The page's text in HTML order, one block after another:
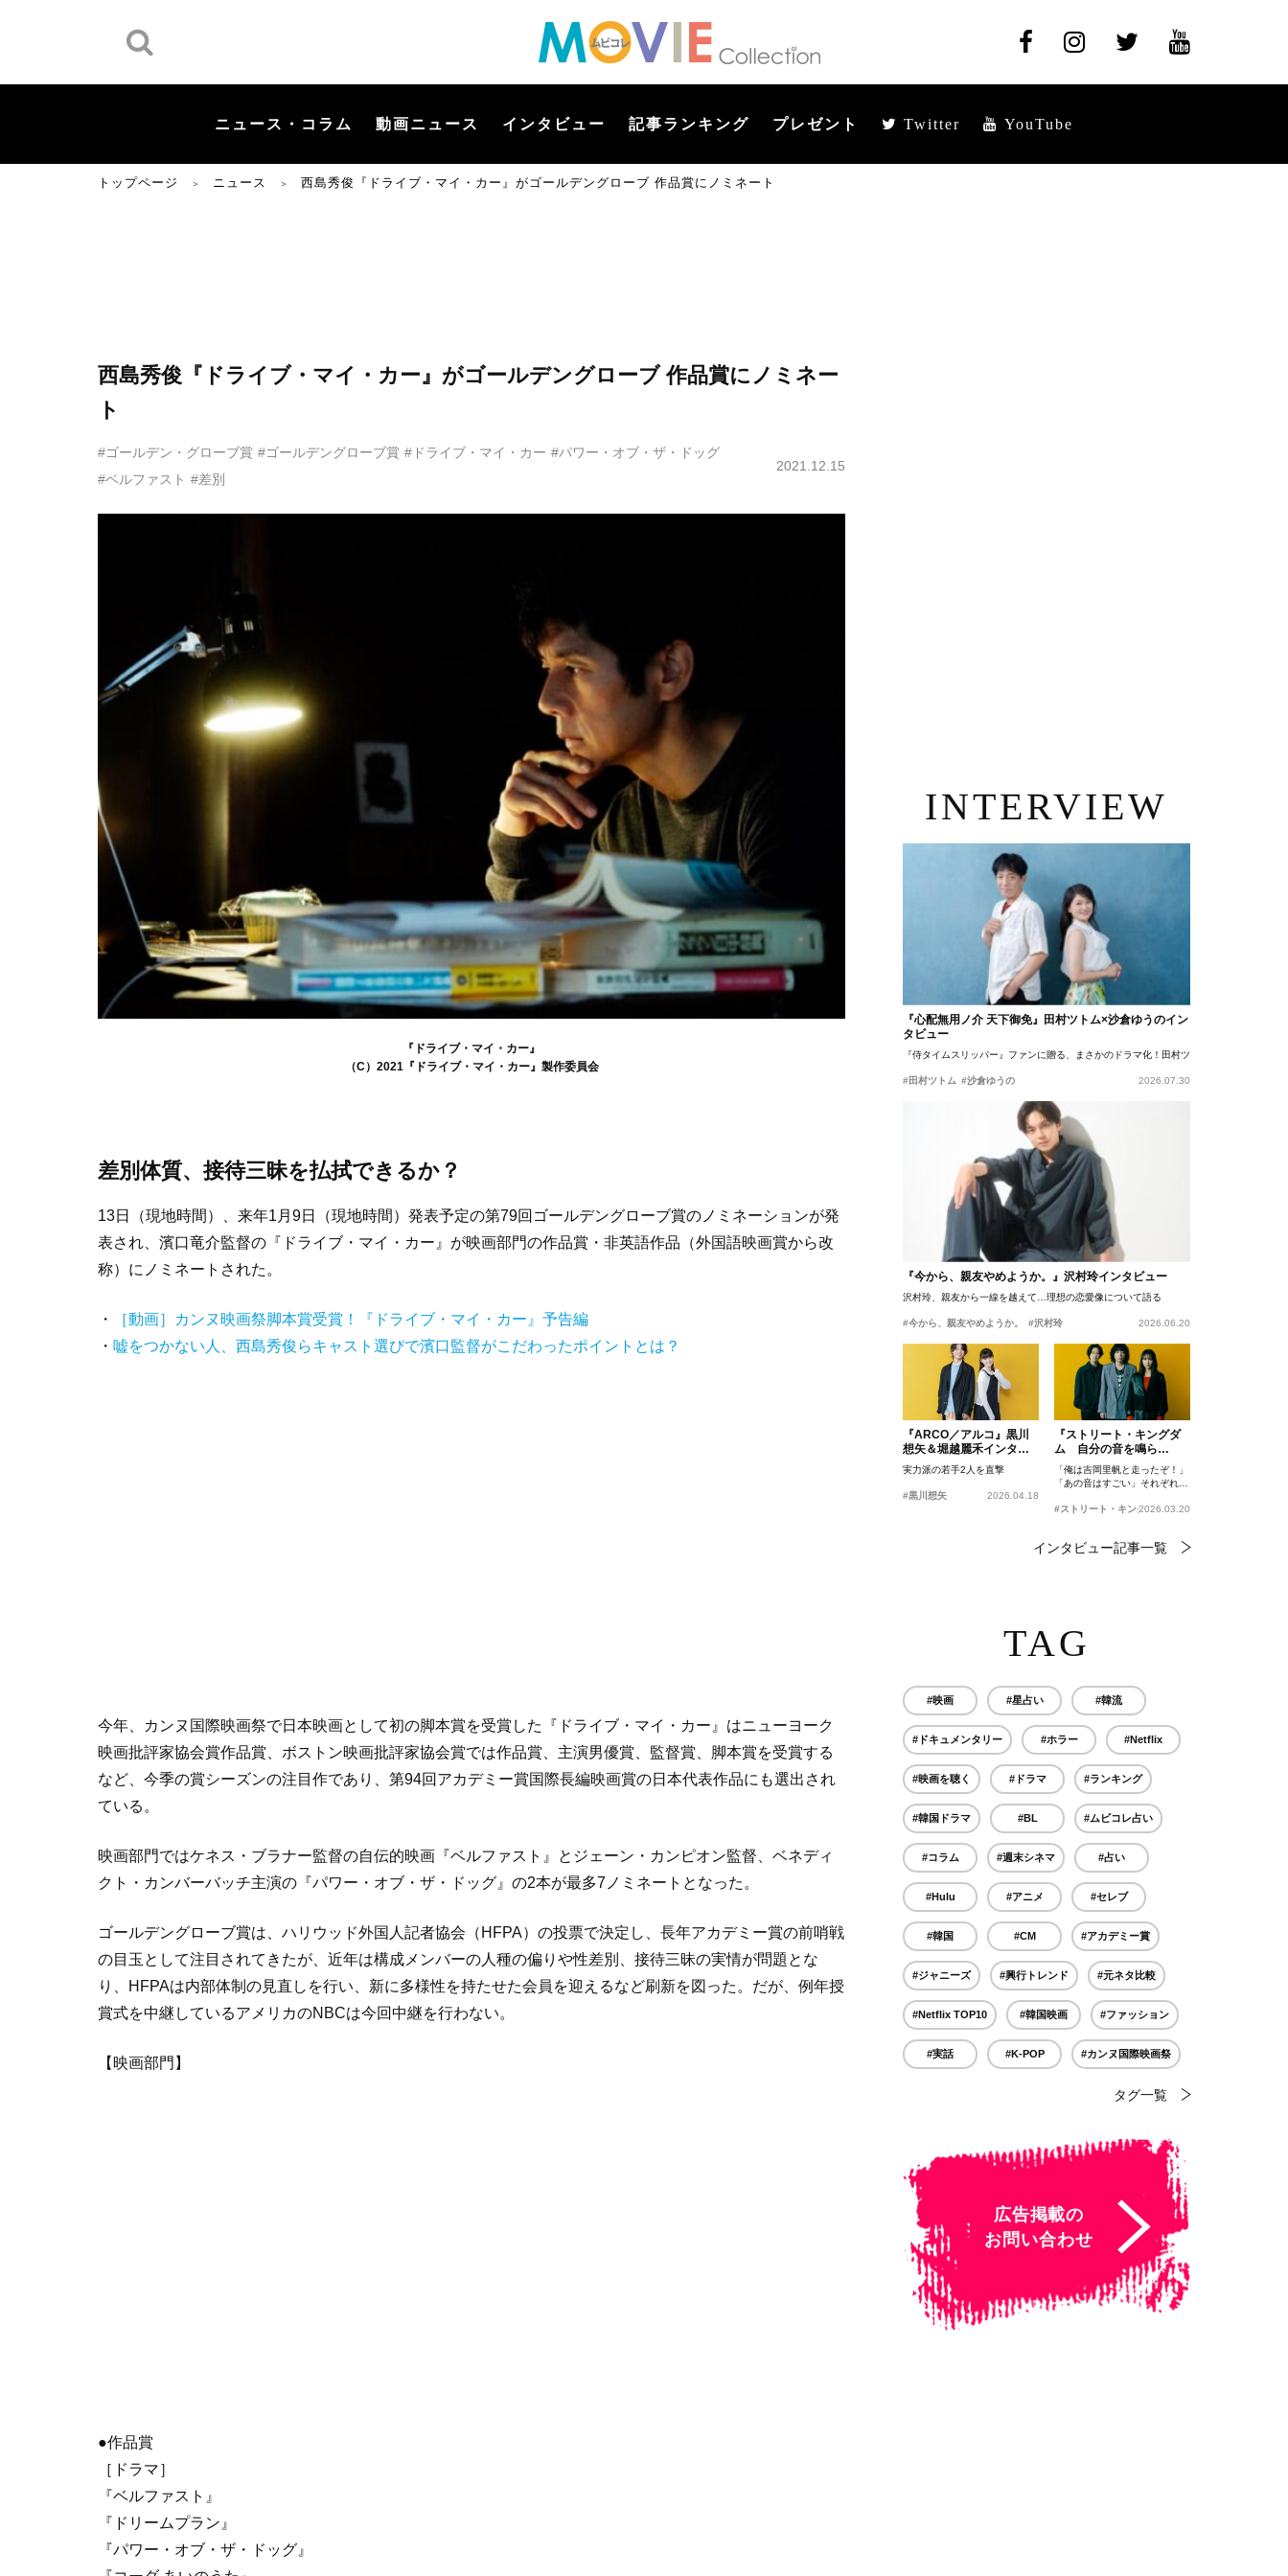
ニュース・コラム 動画ニュース インタビュー 記事ランキング プレゼント Twitter YouTube
トップページ ＞ ニュース ＞ 西島秀俊『ドライブ・マイ・カー』がゴールデングローブ 作品賞にノミネート
西島秀俊『ドライブ・マイ・カー』がゴールデングローブ 作品賞にノミネー
ト
#ゴールデン・グローブ賞 #ゴールデングローブ賞 #ドライブ・マイ・カー #パワー・オブ・ザ・ドッグ
#ベルファスト #差別
2021.12.15
『ドライブ・マイ・カー』
（C）2021『ドライブ・マイ・カー』製作委員会
差別体質、接待三昧を払拭できるか？
13日（現地時間）、来年1月9日（現地時間）発表予定の第79回ゴールデングローブ賞のノミネーションが発
表され、濱口竜介監督の『ドライブ・マイ・カー』が映画部門の作品賞・非英語作品（外国語映画賞から改
称）にノミネートされた。
・
［動画］カンヌ映画祭脚本賞受賞！『ドライブ・マイ・カー』予告編
・ 嘘をつかない人、西島秀俊らキャスト選びで濱口監督がこだわったポイントとは？
今年、カンヌ国際映画祭で日本映画として初の脚本賞を受賞した『ドライブ・マイ・カー』はニューヨーク
映画批評家協会賞作品賞、ボストン映画批評家協会賞では作品賞、主演男優賞、監督賞、脚本賞を受賞する
など、今季の賞シーズンの注目作であり、第94回アカデミー賞国際長編映画賞の日本代表作品にも選出され
ている。
映画部門ではケネス・ブラナー監督の自伝的映画『ベルファスト』とジェーン・カンピオン監督、ベネディ
クト・カンバーバッチ主演の『パワー・オブ・ザ・ドッグ』の2本が最多7ノミネートとなった。
ゴールデングローブ賞は、ハリウッド外国人記者協会（HFPA）の投票で決定し、長年アカデミー賞の前哨戦
の目玉として注目されてきたが、近年は構成メンバーの人種の偏りや性差別、接待三昧の実情が問題とな
り、HFPAは内部体制の見直しを行い、新に多様性を持たせた会員を迎えるなど刷新を図った。だが、例年授
賞式を中継しているアメリカのNBCは今回中継を行わない。
【映画部門】
●作品賞
［ドラマ］
『ベルファスト』
『ドリームプラン』
『パワー・オブ・ザ・ドッグ』
INTERVIEW
『心配無用ノ介 天下御免』田村ツトム×沙倉ゆうのイン
タビュー
『侍タイムスリッパー』ファンに贈る、まさかのドラマ化！田村ツトム×沙倉ゆうのが語
#田村ツトム #沙倉ゆうの 2026.07.30
『今から、親友やめようか。』沢村玲インタビュー
沢村玲、親友から一線を越えて…理想の恋愛像について語る
#今から、親友やめようか。 #沢村玲 2026.06.20
『ARCO／アルコ』黒川
想矢＆堀越麗禾インタビ
ュー
実力派の若手2人を直撃
#黒川想矢 2026.04.18
『ストリート・キングダ
ム 自分の音を鳴ら
せ。』峯田和伸、若葉竜
也、吉岡里帆インタビュ
ー
「俺は吉岡里帆と走ったぞ！」
「あの音はすごい」それぞれの
#ストリート・キングダム 自分の音を鳴らせ。
2026.03.20
インタビュー記事一覧
TAG
#映画 #星占い #韓流
#ドキュメンタリー #ホラー #Netflix
#映画を聴く #ドラマ #ランキング
#韓国ドラマ #BL #ムビコレ占い
#コラム #週末シネマ #占い
#Hulu #アニメ #セレブ
#韓国 #CM #アカデミー賞
#ジャニーズ #興行トレンド #元ネタ比較
#Netflix TOP10 #韓国映画 #ファッション
#実話 #K-POP #カンヌ国際映画祭
タグ一覧
広告掲載の
お問い合わせ